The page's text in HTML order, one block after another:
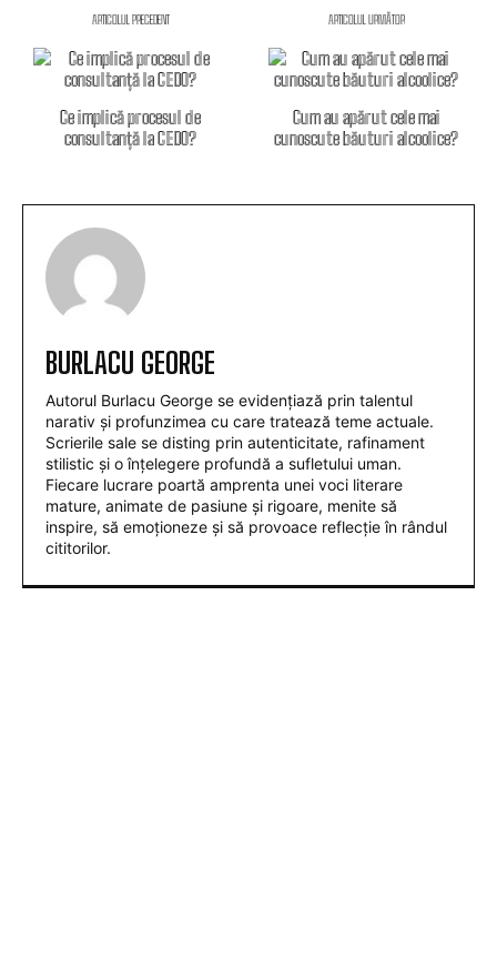
ARTICOLUL PRECEDENT
Ce implică procesul de
consultanță la CEDO?
ARTICOLUL URMĂTOR
Cum au apărut cele mai
cunoscute băuturi alcoolice?
BURLACU GEORGE
Autorul Burlacu George se evidențiază prin talentul
narativ și profunzimea cu care tratează teme actuale.
Scrierile sale se disting prin autenticitate, rafinament
stilistic și o înțelegere profundă a sufletului uman.
Fiecare lucrare poartă amprenta unei voci literare
mature, animate de pasiune și rigoare, menite să
inspire, să emoționeze și să provoace reflecție în rândul
cititorilor.